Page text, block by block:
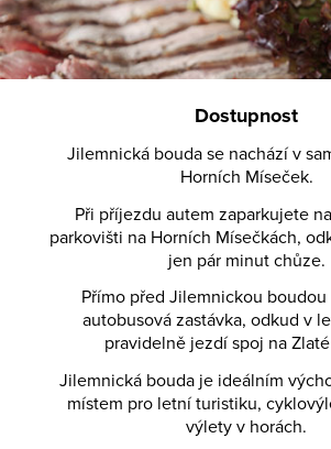
Dostupnost
Jilemnická bouda se nachází v
Horních Míseček.
Při příjezdu autem zaparkujete
parkovišti na Horních Mísečkách,
jen pár minut chůze.
Přímo před Jilemnickou boudou
autobusová zastávka, odkud v
pravidelně jezdí spoj na
Jilemnická bouda je ideálním
místem pro letní turistiku,
výlety v horách.